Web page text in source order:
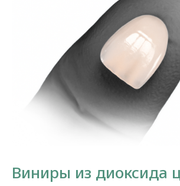
Виниры из диоксида